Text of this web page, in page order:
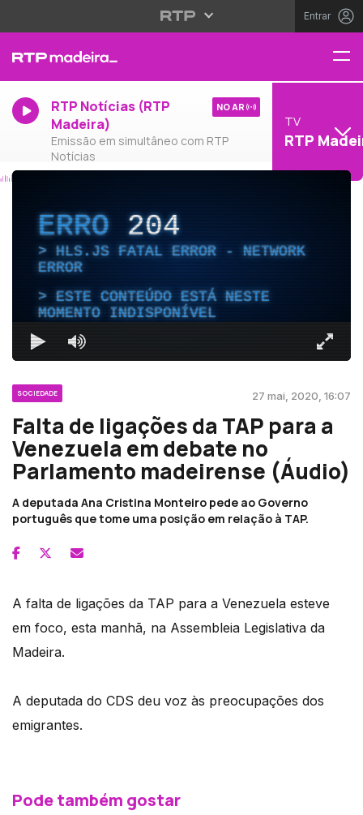
Entrar
RTP Notícias (RTP
Madeira)
Emissão em simultâneo com RTP
Notícias
NO AR
TV
RTP
ERRO204
HLS.JS FATAL ERROR - NETWORK
ERROR
ESTE CONTEÚDO ESTÁ NESTE
MOMENTO INDISPONÍVEL
SOCIEDADE 27 mai, 2020, 16:07
Falta de ligações da TAP para a
Venezuela em debate no
Parlamento madeirense (Áudio)
A deputada Ana Cristina Monteiro pede ao Governo
português que tome uma posição em relação à TAP.
A falta de ligações da TAP para a Venezuela esteve
em foco, esta manhã, na Assembleia Legislativa da
Madeira.
A deputada do CDS deu voz às preocupações dos
emigrantes.
Pode também gostar